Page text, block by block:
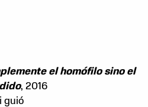
el homófilo sino el
, 2016
guió